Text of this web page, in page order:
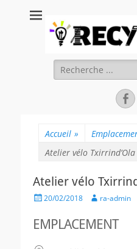
Rechercher :
Accueil »
Atelier vélo Txirrind’Ola
Atelier vélo
Posted20/02/2018 Authorra-admin
EMPLACEMENT